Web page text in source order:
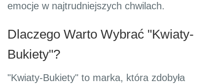
emocje w najtrudniejszych chwilach.
Dlaczego Warto Wybrać "Kwiaty-
Bukiety"?
"Kwiaty-Bukiety" to marka, która zdobyła